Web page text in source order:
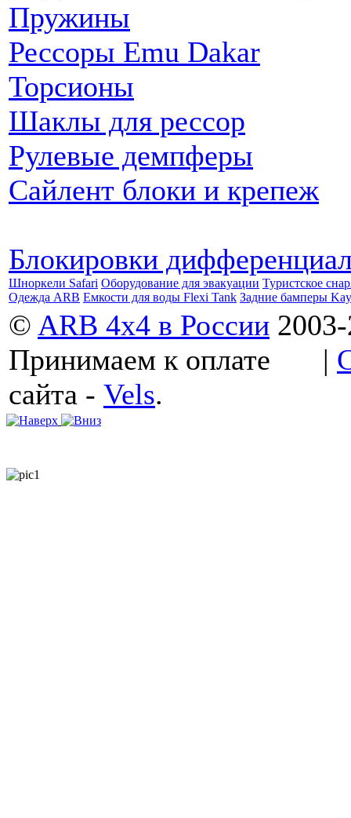
Пружины
Рессоры Emu Dakar
Торсионы
Шаклы для рессор
Рулевые демпферы
Сайлент блоки и крепеж
Блокировки
Шноркели Safari Оборудование для эвакуации Туристское
Одежда ARB Емкости для воды Flexi Tank Задние бамперы
© ARB 4x4 в России
Принимаем к оплате
|
сайта - Vels.